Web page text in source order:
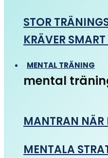
STOR
KRÄVER
MENTAL TRÄNING
mental
MANTRAN NÄR
MENTALA